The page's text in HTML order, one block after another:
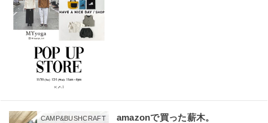
CAMP&BUSHCRAFT amazonで買った薪木。